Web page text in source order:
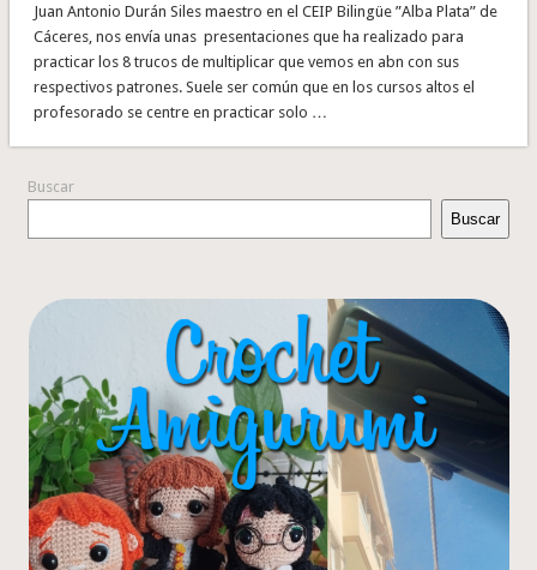
Juan Antonio Durán Siles maestro en el CEIP Bilingüe ”Alba Plata” de
Cáceres, nos envía unas presentaciones que ha realizado para
practicar los 8 trucos de multiplicar que vemos en abn con sus
respectivos patrones. Suele ser común que en los cursos altos el
profesorado se centre en practicar solo …
Buscar
Buscar